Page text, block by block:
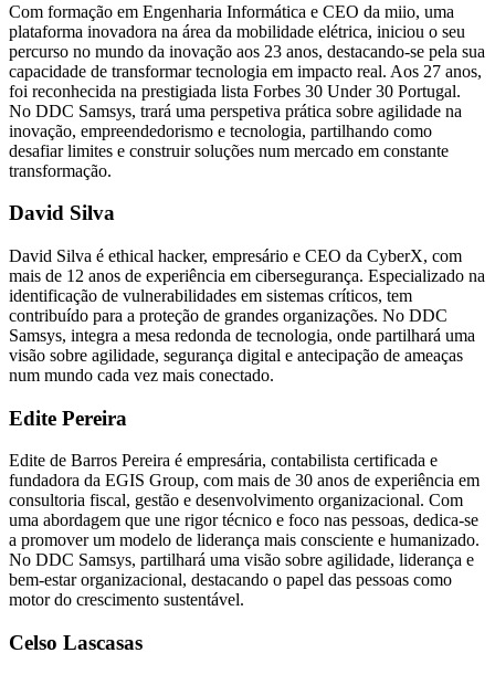
Com formação em Engenharia Informática e CEO da miio, uma
plataforma inovadora na área da mobilidade elétrica, iniciou o seu
percurso no mundo da inovação aos 23 anos, destacando-se pela sua
capacidade de transformar tecnologia em impacto real. Aos 27 anos,
foi reconhecida na prestigiada lista Forbes 30 Under 30 Portugal.
No DDC Samsys, trará uma perspetiva prática sobre agilidade na
inovação, empreendedorismo e tecnologia, partilhando como
desafiar limites e construir soluções num mercado em constante
transformação.
David Silva
David Silva é ethical hacker, empresário e CEO da CyberX, com
mais de 12 anos de experiência em cibersegurança. Especializado na
identificação de vulnerabilidades em sistemas críticos, tem
contribuído para a proteção de grandes organizações. No DDC
Samsys, integra a mesa redonda de tecnologia, onde partilhará uma
visão sobre agilidade, segurança digital e antecipação de ameaças
num mundo cada vez mais conectado.
Edite Pereira
Edite de Barros Pereira é empresária, contabilista certificada e
fundadora da EGIS Group, com mais de 30 anos de experiência em
consultoria fiscal, gestão e desenvolvimento organizacional. Com
uma abordagem que une rigor técnico e foco nas pessoas, dedica-se
a promover um modelo de liderança mais consciente e humanizado.
No DDC Samsys, partilhará uma visão sobre agilidade, liderança e
bem-estar organizacional, destacando o papel das pessoas como
motor do crescimento sustentável.
Celso Lascasas